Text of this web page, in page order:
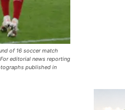
of 16 soccer match
For editorial news reporting
published in